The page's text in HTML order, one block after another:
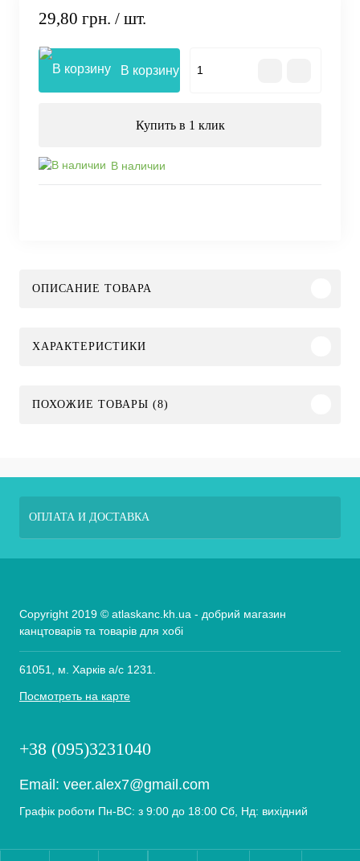
29,80 грн. / шт.
В корзину
Купить в 1 клик
В наличии
ОПИСАНИЕ ТОВАРА
ХАРАКТЕРИСТИКИ
ПОХОЖИЕ ТОВАРЫ (8)
ОПЛАТА И ДОСТАВКА
Copyright 2019 © atlaskanc.kh.ua - добрий магазин
канцтоварів та товарів для хобі
61051, м. Харків а/с 1231.
Посмотреть на карте
+38 (095)3231040
Email: veer.alex7@gmail.com
Графік роботи Пн-ВС: з 9:00 до 18:00 Сб, Нд: вихідний